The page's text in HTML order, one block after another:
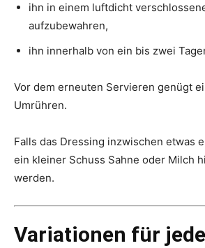
ihn in einem luftdicht
aufzubewahren,
ihn innerhalb von ein bis zwei
Vor dem erneuten Servieren genügt
Umrühren.
Falls das Dressing inzwischen etwas
ein kleiner Schuss Sahne oder Milch
werden.
Variationen für